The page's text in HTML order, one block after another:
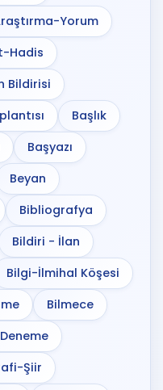
Yorum
Hadis
Bildirisi
Başlık
Başyazı
Beyan
Bibliografya
Bildiri - İlan
Bilgi-İlmihal Köşesi
Bilmece
Şiir